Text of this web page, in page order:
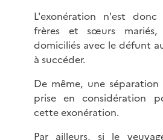
L'exonération n'est
frères et sœurs mariés,
domiciliés avec le défunt
à succéder.
De même, une
prise en considération
cette exonération.
Par ailleurs, si le